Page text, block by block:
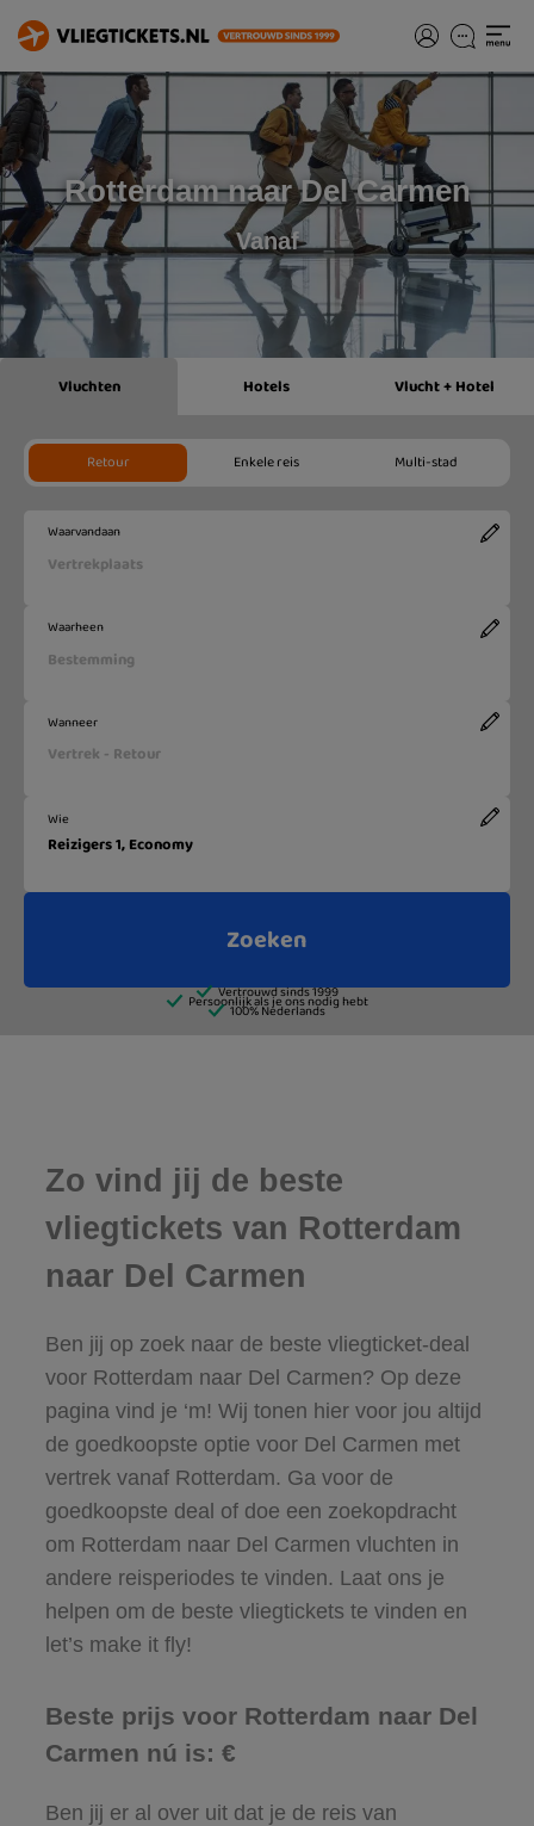
Rotterdam naar Del Carmen
Vanaf
Zo vind jij de beste
vliegtickets van Rotterdam
naar Del Carmen
Ben jij op zoek naar de beste vliegticket-deal
voor Rotterdam naar Del Carmen? Op deze
pagina vind je ‘m! Wij tonen hier voor jou altijd
de goedkoopste optie voor Del Carmen met
vertrek vanaf Rotterdam. Ga voor de
goedkoopste deal of doe een zoekopdracht
om Rotterdam naar Del Carmen vluchten in
andere reisperiodes te vinden. Laat ons je
helpen om de beste vliegtickets te vinden en
let’s make it fly!
Beste prijs voor Rotterdam naar Del
Carmen nú is: €
Ben jij er al over uit dat je de reis van